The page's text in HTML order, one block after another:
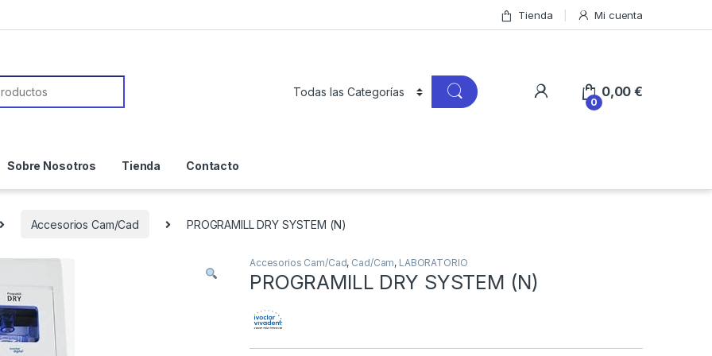
Tienda Mi cuenta
0
0,00€
Sobre Nosotros Tienda Contacto
Accesorios Cam/Cad PROGRAMILL DRY SYSTEM (N)
Accesorios Cam/Cad, Cad/Cam, LABORATORIO
PROGRAMILL DRY SYSTEM (N)